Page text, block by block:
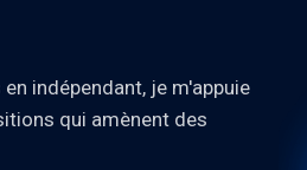
indépendant, je m'appuie
qui amènent des